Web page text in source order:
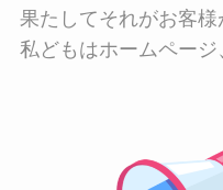
果たしてそれがお客
私どもはホームペー